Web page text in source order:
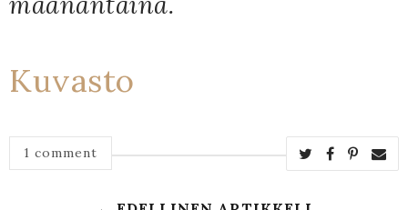
Kuvasto
1 comment